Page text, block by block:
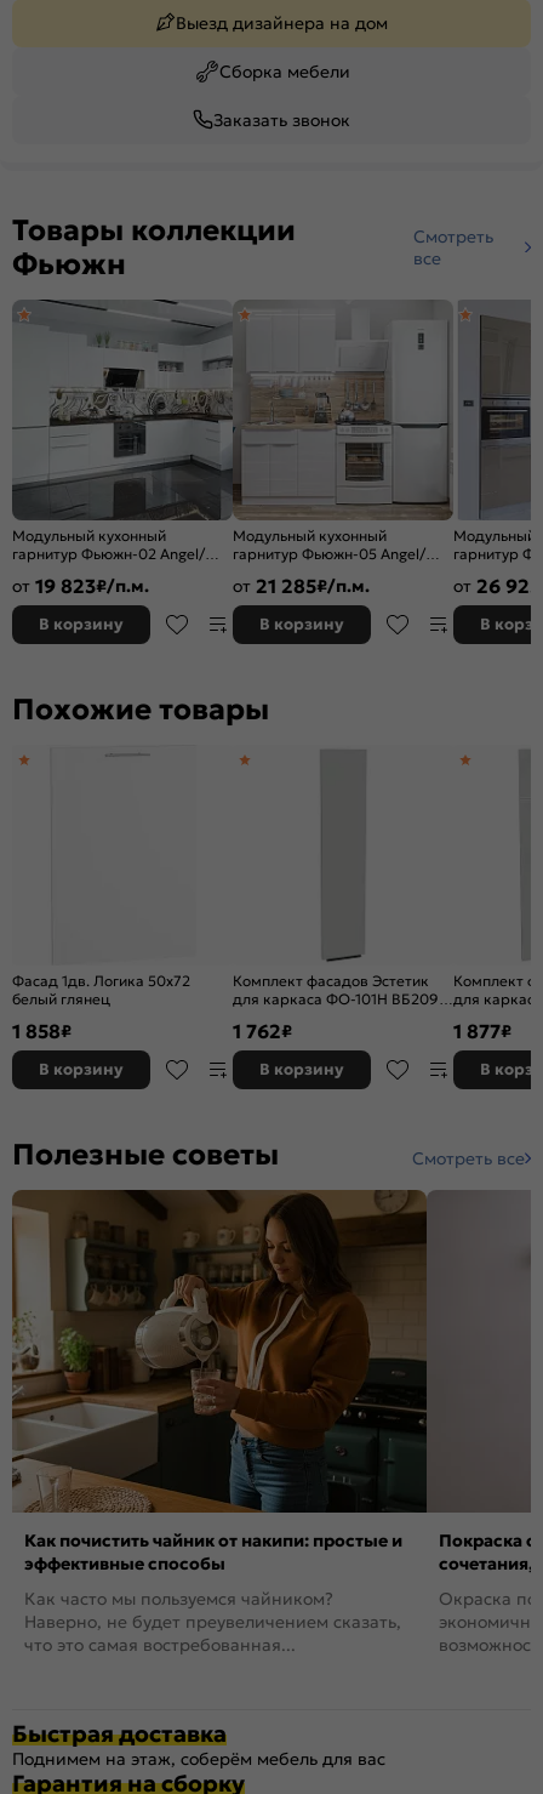
Выезд дизайнера на дом
Сборка мебели
Заказать звонок
Товары коллекции
Фьюжн
Смотреть
все
Модульный кухонный
гарнитур Фьюжн-02 Angel/
от 19 823₽/п.м.
В корзину
Модульный кухонный
гарнитур Фьюжн-05 Angel/
от 21 285₽/п.м.
В корзину
Модульный
гарнитур
от 26 925
В
Похожие товары
Фасад 1дв. Логика 50x72
белый глянец
1 858₽
В корзину
Комплект фасадов Эстетик
для каркаса ФО-101Н ВБ209
1 762₽
В корзину
Комплект
для
1 877₽
В
Полезные советы Смотреть все
Как почистить чайник от накипи: простые и
эффективные способы
Как часто мы пользуемся чайником?
Наверно, не будет преувеличением сказать,
что это самая востребованная...
Покраска
сочетания,
Окраска
Быстрая доставка
Поднимем на этаж, соберём мебель для вас
Гарантия на сборку